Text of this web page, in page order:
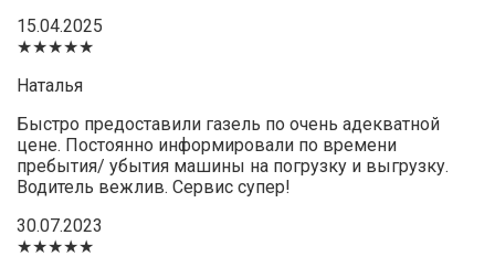
15.04.2025
★★★★★
Наталья
Быстро предоставили газель по очень адекватной
цене. Постоянно информировали по времени
пребытия/ убытия машины на погрузку и выгрузку.
Водитель вежлив. Сервис супер!
30.07.2023
★★★★★